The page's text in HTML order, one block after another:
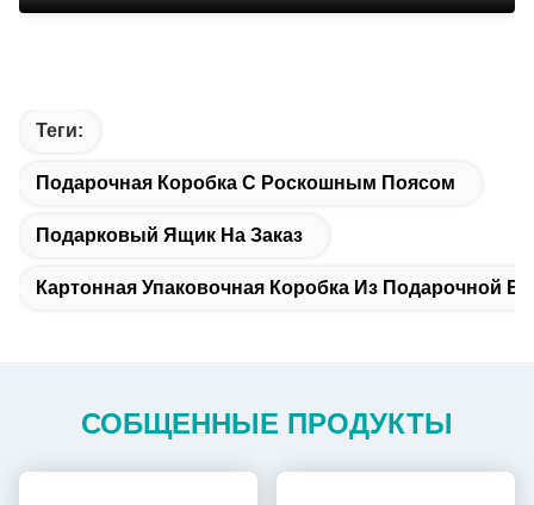
Теги:
Подарочная Коробка С Роскошным Поясом
Подарковый Ящик На Заказ
Картонная Упаковочная Коробка Из Подарочной
СОБЩЕННЫЕ ПРОДУКТЫ